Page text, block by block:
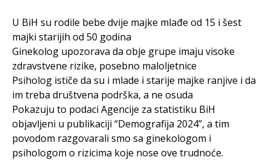
U BiH su rodile bebe dvije majke mlađe od 15 i šest
majki starijih od 50 godina
Ginekolog upozorava da obje grupe imaju visoke
zdravstvene rizike, posebno maloljetnice
Psiholog ističe da su i mlade i starije majke ranjive i da
im treba društvena podrška, a ne osuda
Pokazuju to podaci Agencije za statistiku BiH
objavljeni u publikaciji “Demografija 2024”, a tim
povodom razgovarali smo sa ginekologom i
psihologom o rizicima koje nose ove trudnoće.